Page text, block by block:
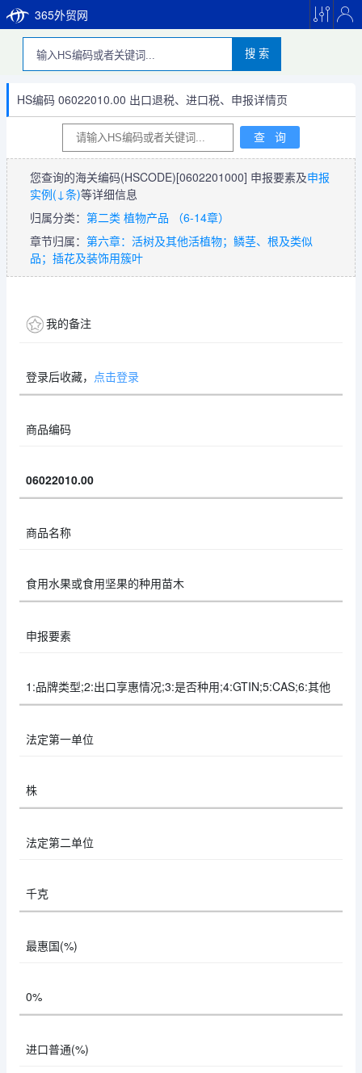
365外贸网
搜 索
HS编码 06022010.00 出口退税、进口税、申报详情页
您查询的海关编码(HSCODE)[0602201000] 申报要素及申报
实例(↓条)等详细信息
归属分类： 第二类 植物产品 （6-14章）
章节归属： 第六章：活树及其他活植物；鳞茎、根及类似
品；插花及装饰用簇叶
我的备注
登录后收藏， 点击登录
商品编码
06022010.00
商品名称
食用水果或食用坚果的种用苗木
申报要素
1:品牌类型;2:出口享惠情况;3:是否种用;4:GTIN;5:CAS;6:其他
法定第一单位
株
法定第二单位
千克
最惠国(%)
0%
进口普通(%)